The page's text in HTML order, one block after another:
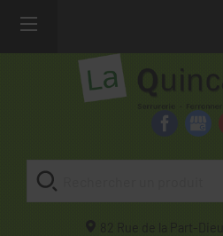
82 Rue de la Part-Dieu,